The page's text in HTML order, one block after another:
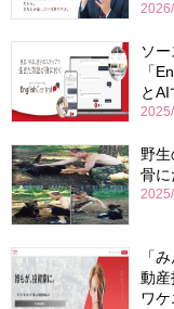
ソ
「
と
野
骨に
「
動産
ワケ